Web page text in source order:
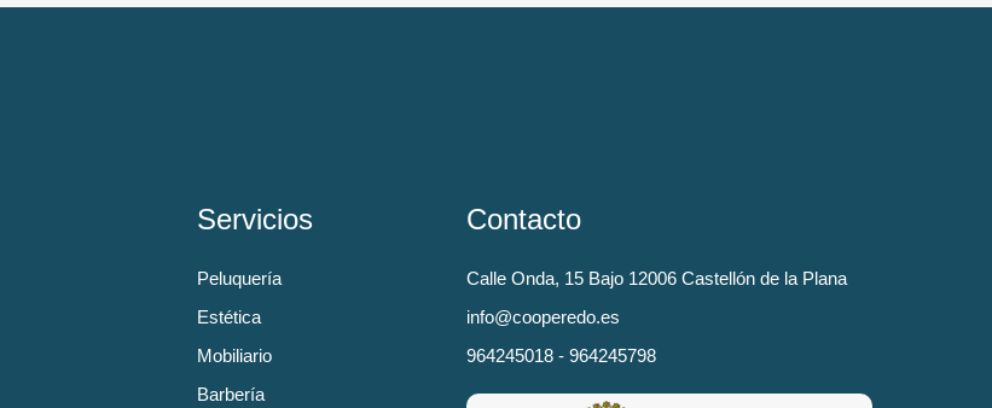
Servicios
Peluquería
Estética
Mobiliario
Barbería
Contacto
Calle Onda, 15 Bajo 12006 Castellón de la Plana
info@cooperedo.es
964245018 - 964245798